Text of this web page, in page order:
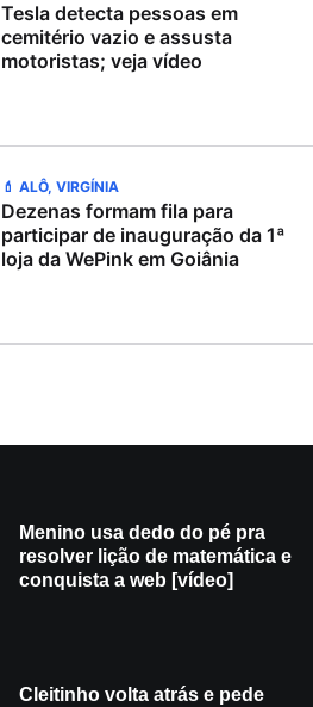
Tesla detecta pessoas em
cemitério vazio e assusta
motoristas; veja vídeo
💄 ALÔ, VIRGÍNIA
Dezenas formam fila para
participar de inauguração da 1ª
loja da WePink em Goiânia
Menino usa dedo do pé pra
resolver lição de matemática e
conquista a web [vídeo]
Cleitinho volta atrás e pede